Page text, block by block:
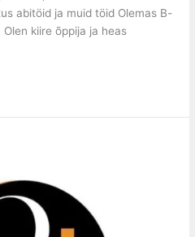
abitöid ja muid töid Olemas B-
kiire õppija ja heas